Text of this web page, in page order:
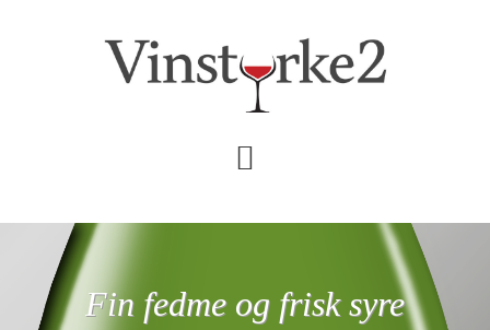
Fin fedme og frisk syre